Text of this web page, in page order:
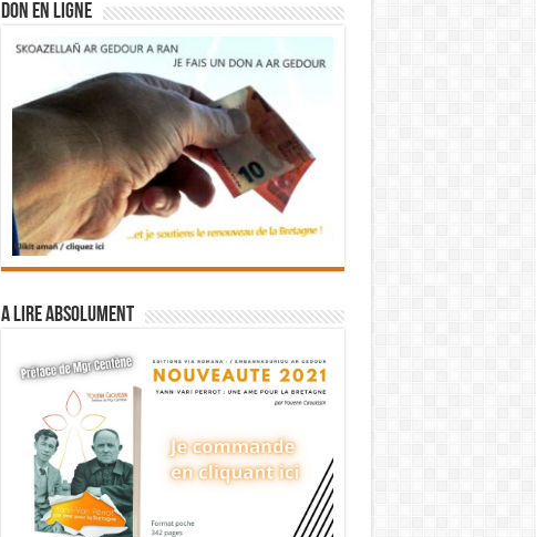
DON EN LIGNE
A lire absolument